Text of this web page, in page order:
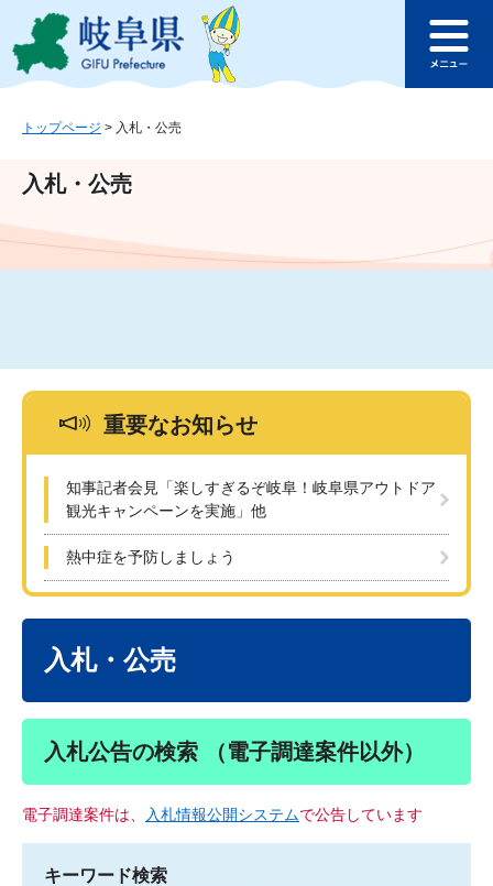
ジ
ュ
文
このページの本文へ
ュ
トップページ > 入札・公売
入札・公売
重要なお知らせ
知事記者会見「楽しすぎるぞ岐阜！岐阜県アウトドア
観光キャンペーンを実施」他
熱中症を予防しましょう
入札・公売
入札公告の検索 （電子調達案件以外）
電子調達案件は、 入札情報公開システムで公告しています
キーワード検索